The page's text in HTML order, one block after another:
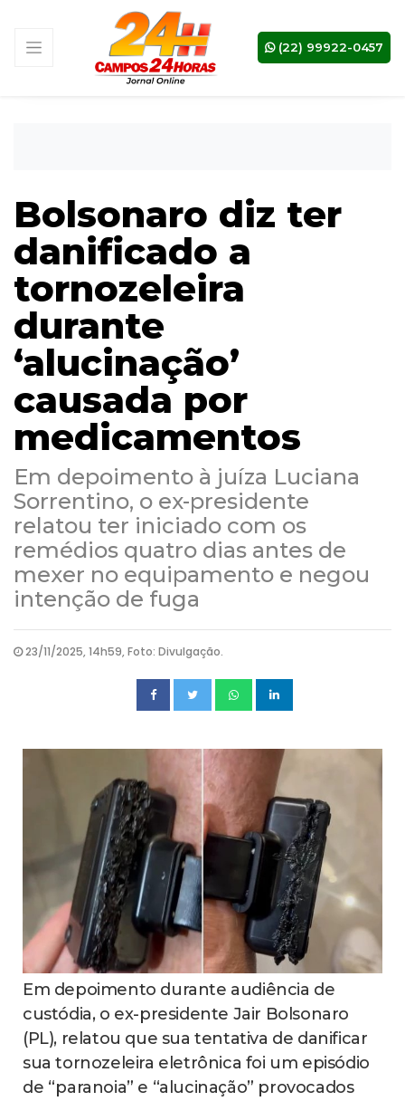
(22) 99922-0457
Bolsonaro diz ter
danificado a
tornozeleira
durante
‘alucinação’
causada por
medicamentos
Em depoimento à juíza Luciana
Sorrentino, o ex-presidente
relatou ter iniciado com os
remédios quatro dias antes de
mexer no equipamento e negou
intenção de fuga
23/11/2025, 14h59, Foto: Divulgação.
Em depoimento durante audiência de
custódia, o ex-presidente Jair Bolsonaro
(PL), relatou que sua tentativa de danificar
sua tornozeleira eletrônica foi um episódio
de “paranoia” e “alucinação” provocados